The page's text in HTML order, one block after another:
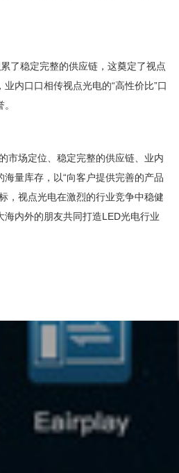
了稳定完整的供应链，这奠定了视点
内口口相传视点光电的“高性价比”口
市场定位、稳定完整的供应链、业内
量库存，以“向客户提供完善的产品
，视点光电在激烈的行业竞争中稳健
内外的朋友共同打造LED光电行业